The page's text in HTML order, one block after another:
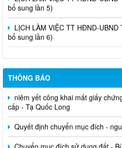
LỊCH LÀM VIỆC TT HĐND-UBND
bổ sung lần 6)
THÔNG BÁO
niêm yết công khai mất giấy
cấp - Tạ Quốc Long
Quyết định chuyển mục đích -
Chuyển mục đích sử dụng đất -